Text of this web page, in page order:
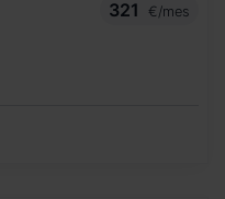
321
€/mes